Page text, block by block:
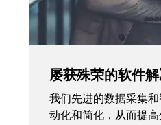
屡获殊荣的软件
我们先进的数据采集
动化和简化，从而提